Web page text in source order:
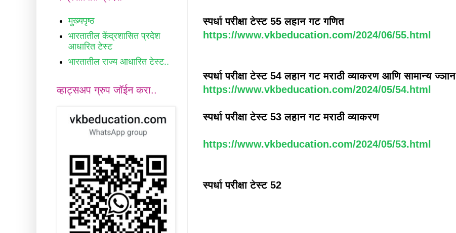
स्पर्धा परीक्षा टेस्ट 55 लहान गट गणित
https://www.vkbeducation.com/2024/06/55.html
स्पर्धा परीक्षा टेस्ट 54 लहान गट मराठी व्याकरण आणि सामान्य ज्ञान
https://www.vkbeducation.com/2024/05/54.html
स्पर्धा परीक्षा टेस्ट 53 लहान गट मराठी व्याकरण
https://www.vkbeducation.com/2024/05/53.html
स्पर्धा परीक्षा टेस्ट 52
मुख्यपृष्ठ
भारतातील केंद्रशासित प्रदेश
आधारित टेस्ट
भारतातील राज्य आधारित टेस्ट..
व्हाट्सअप ग्रुप जॉईन करा..